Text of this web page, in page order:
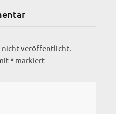
nicht veröffentlicht.
* markiert